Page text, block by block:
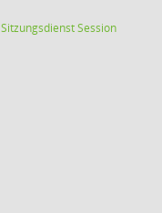
SitzungsdienstSession(Wird in